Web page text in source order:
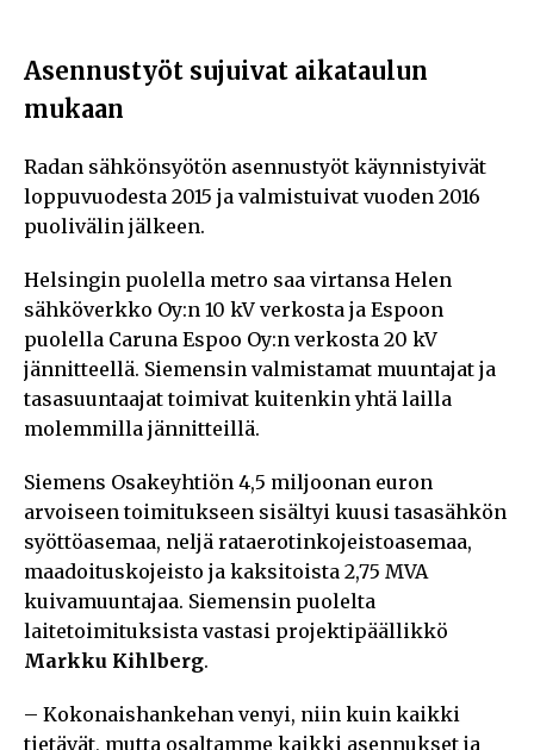
Asennustyöt sujuivat aikataulun
mukaan
Radan sähkönsyötön asennustyöt käynnistyivät
loppuvuodesta 2015 ja valmistuivat vuoden 2016
puolivälin jälkeen.
Helsingin puolella metro saa virtansa Helen
sähköverkko Oy:n 10 kV verkosta ja Espoon
puolella Caruna Espoo Oy:n verkosta 20 kV
jännitteellä. Siemensin valmistamat muuntajat ja
tasasuuntaajat toimivat kuitenkin yhtä lailla
molemmilla jännitteillä.
Siemens Osakeyhtiön 4,5 miljoonan euron
arvoiseen toimitukseen sisältyi kuusi tasasähkön
syöttöasemaa, neljä rataerotinkojeistoasemaa,
maadoituskojeisto ja kaksitoista 2,75 MVA
kuivamuuntajaa. Siemensin puolelta
laitetoimituksista vastasi projektipäällikkö
Markku Kihlberg.
– Kokonaishankehan venyi, niin kuin kaikki
tietävät, mutta osaltamme kaikki asennukset ja